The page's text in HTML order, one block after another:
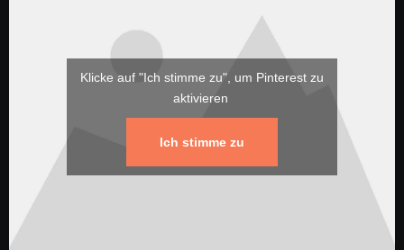
Klicke auf "Ich stimme zu", um Pinterest zu
aktivieren
Ich stimme zu